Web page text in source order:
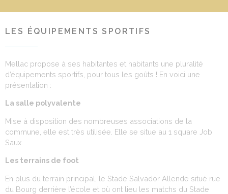
LES ÉQUIPEMENTS SPORTIFS
Mellac propose à ses habitantes et habitants une pluralité
d’équipements sportifs, pour tous les goûts ! En voici une
présentation :
La salle polyvalente
Mise à disposition des nombreuses associations de la
commune, elle est très utilisée. Elle se situe au 1 square Job
Saux.
Les terrains de foot
En plus du terrain principal, le Stade Salvador Allende situé rue
du Bourg derrière l’école et où ont lieu les matchs du Stade